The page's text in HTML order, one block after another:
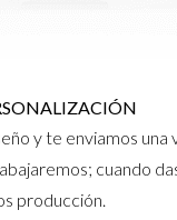
y te enviamos una
cuando
producción.